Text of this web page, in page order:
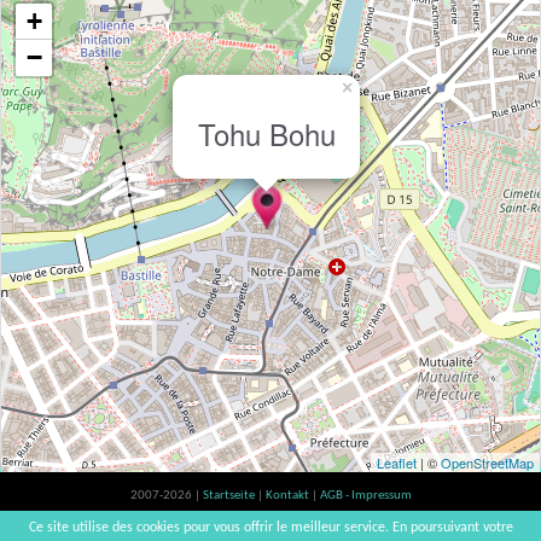
Tohu Bohu
×
+
−
Leaflet| ©OpenStreetMap
2007-2026 | Startseite Kontakt
AGB - Impressum
Der Verzehr von Alkohol ist gesundheitsschädlich, Verzehr in Maßen empfohlen |
Ce site utilise des cookies pour vous offrir le meilleur service. En poursuivant votre